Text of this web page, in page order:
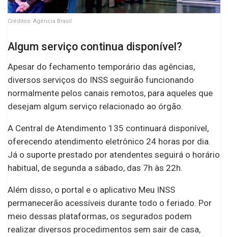
Créditos: Agência Brasil
Algum serviço continua disponível?
Apesar do fechamento temporário das agências,
diversos serviços do INSS seguirão funcionando
normalmente pelos canais remotos, para aqueles que
desejam algum serviço relacionado ao órgão.
A Central de Atendimento 135 continuará disponível,
oferecendo atendimento eletrônico 24 horas por dia.
Já o suporte prestado por atendentes seguirá o horário
habitual, de segunda a sábado, das 7h às 22h.
Além disso, o portal e o aplicativo Meu INSS
permanecerão acessíveis durante todo o feriado. Por
meio dessas plataformas, os segurados podem
realizar diversos procedimentos sem sair de casa,